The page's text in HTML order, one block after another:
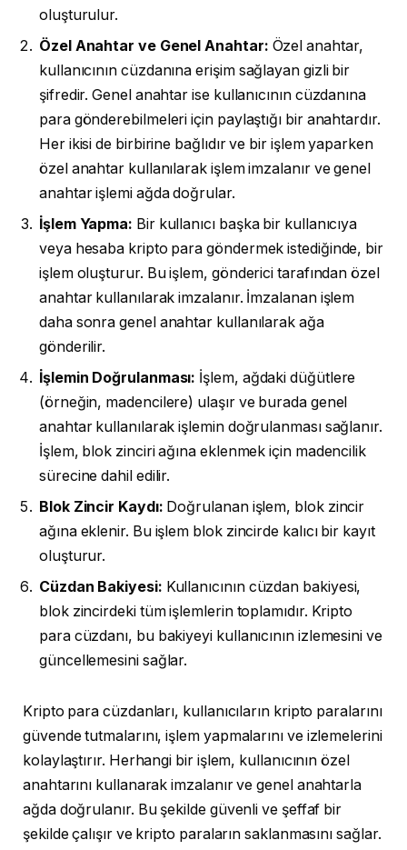
oluşturulur.
Özel Anahtar ve Genel Anahtar: Özel anahtar,
kullanıcının cüzdanına erişim sağlayan gizli bir
şifredir. Genel anahtar ise kullanıcının cüzdanına
para gönderebilmeleri için paylaştığı bir anahtardır.
Her ikisi de birbirine bağlıdır ve bir işlem yaparken
özel anahtar kullanılarak işlem imzalanır ve genel
anahtar işlemi ağda doğrular.
İşlem Yapma: Bir kullanıcı başka bir kullanıcıya
veya hesaba kripto para göndermek istediğinde, bir
işlem oluşturur. Bu işlem, gönderici tarafından özel
anahtar kullanılarak imzalanır. İmzalanan işlem
daha sonra genel anahtar kullanılarak ağa
gönderilir.
İşlemin Doğrulanması: İşlem, ağdaki düğütlere
(örneğin, madencilere) ulaşır ve burada genel
anahtar kullanılarak işlemin doğrulanması sağlanır.
İşlem, blok zinciri ağına eklenmek için madencilik
sürecine dahil edilir.
Blok Zincir Kaydı: Doğrulanan işlem, blok zincir
ağına eklenir. Bu işlem blok zincirde kalıcı bir kayıt
oluşturur.
Cüzdan Bakiyesi: Kullanıcının cüzdan bakiyesi,
blok zincirdeki tüm işlemlerin toplamıdır. Kripto
para cüzdanı, bu bakiyeyi kullanıcının izlemesini ve
güncellemesini sağlar.
Kripto para cüzdanları, kullanıcıların kripto paralarını
güvende tutmalarını, işlem yapmalarını ve izlemelerini
kolaylaştırır. Herhangi bir işlem, kullanıcının özel
anahtarını kullanarak imzalanır ve genel anahtarla
ağda doğrulanır. Bu şekilde güvenli ve şeffaf bir
şekilde çalışır ve kripto paraların saklanmasını sağlar.